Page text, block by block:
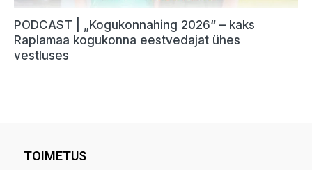
TOIMETUS